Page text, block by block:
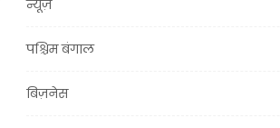
न्यूज़
पश्चिम बंगाल
बिज़नेस